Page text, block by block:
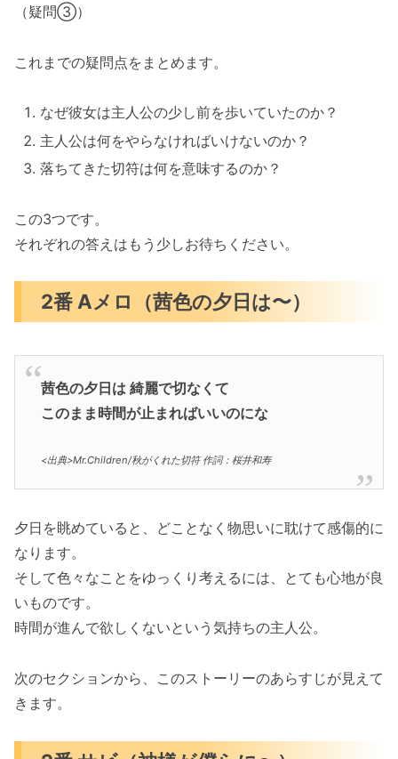
（疑問③）
これまでの疑問点をまとめます。
なぜ彼女は主人公の少し前を歩いていたのか？
主人公は何をやらなければいけないのか？
落ちてきた切符は何を意味するのか？
この3つです。
それぞれの答えはもう少しお待ちください。
2番 Aメロ（茜色の夕日は〜）
茜色の夕日は 綺麗で切なくて
このまま時間が止まればいいのにな
<出典>Mr.Children/秋がくれた切符 作詞：桜井和寿
夕日を眺めていると、どことなく物思いに耽けて感傷的に
なります。
そして色々なことをゆっくり考えるには、とても心地が良
いものです。
時間が進んで欲しくないという気持ちの主人公。
次のセクションから、このストーリーのあらすじが見えて
きます。